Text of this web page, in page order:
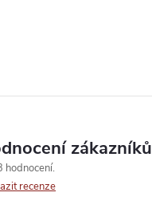
zákazníků
hodnocení
recenze